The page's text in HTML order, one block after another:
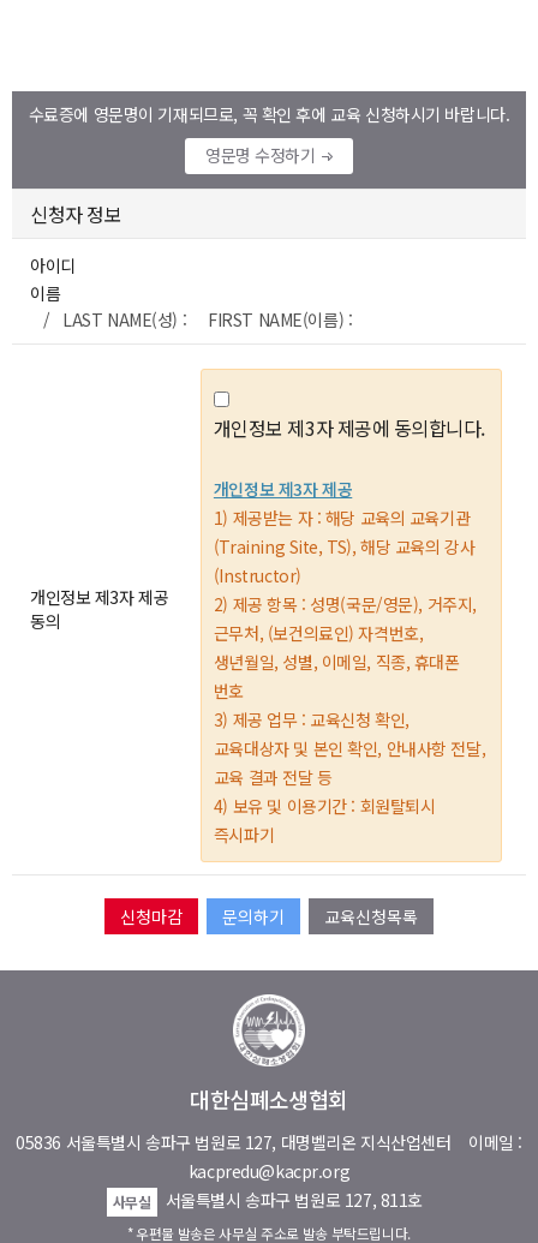
수료증에 영문명이 기재되므로, 꼭 확인 후에 교육 신청하시기 바랍니다.
영문명 수정하기
신청자 정보
아이디
이름
/ LAST NAME(성) : FIRST NAME(이름) :
개인정보 제3자 제공
동의
개인정보 제3자 제공에 동의합니다.
개인정보 제3자 제공
1) 제공받는 자 : 해당 교육의 교육기관
(Training Site, TS), 해당 교육의 강사
(Instructor)
2) 제공 항목 : 성명(국문/영문), 거주지,
근무처, (보건의료인) 자격번호,
생년월일, 성별, 이메일, 직종, 휴대폰
번호
3) 제공 업무 : 교육신청 확인,
교육대상자 및 본인 확인, 안내사항 전달,
교육 결과 전달 등
4) 보유 및 이용기간 : 회원탈퇴시
즉시파기
문의하기 교육신청목록
대한심폐소생협회
05836 서울특별시 송파구 법원로 127, 대명벨리온 지식산업센터 이메일 :
kacpredu@kacpr.org
사무실 서울특별시 송파구 법원로 127, 811호
* 우편물 발송은 사무실 주소로 발송 부탁드립니다.